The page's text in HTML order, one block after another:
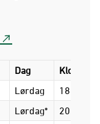
Dag
Lørdag
18.00
Lørdag*
20.15